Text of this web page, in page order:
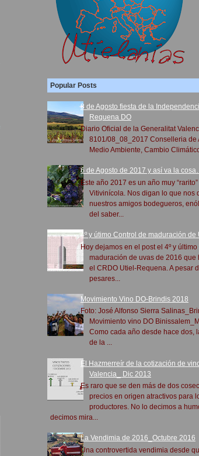
Popular Posts
8 de Agosto fiesta de la
Requena DO
Diario Oficial de la Generalitat
8101/08_08_2017 Conselleria de
Medio Ambiente, Cambio
6 de Agosto de 2017 y así va la
Este año 2017 es un año muy
Vitivinícola. Nos digan lo que nos
nuestros amigos bodegueros,
del saber...
4º y útimo Control de maduración de
Hoy dejamos en el post el 4º y
maduración de uvas de 2016 que
el CRDO Utiel-Requena. A pesar
pesares...
Movimiento Vino DO-Brindis 2018
Foto: José Alfonso Sierra
Movimiento vino DO
Como cada año desde hace dos,
de la ...
El Hazmerreír de la cotización de
Valencia_ Dic 2013
Es raro que se den más de dos
precios en origen atractivos para
productores. No lo decimos a
decimos mira...
La Vendimia de 2016_Octubre 2016
Una controvertida vendimia desde